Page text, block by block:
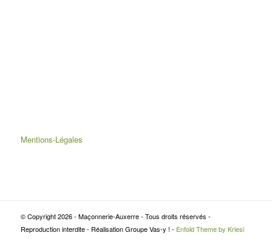
Mentions-Légales
© Copyright 2026 - Maçonnerie-Auxerre - Tous droits réservés -
Reproduction interdite - Réalisation Groupe Vas-y ! - Enfold Theme by Kriesi